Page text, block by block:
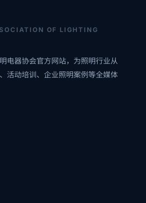
OF LIGHTING
电器协会官方网站，为照明行业从
活动培训、企业照明案例等全媒体